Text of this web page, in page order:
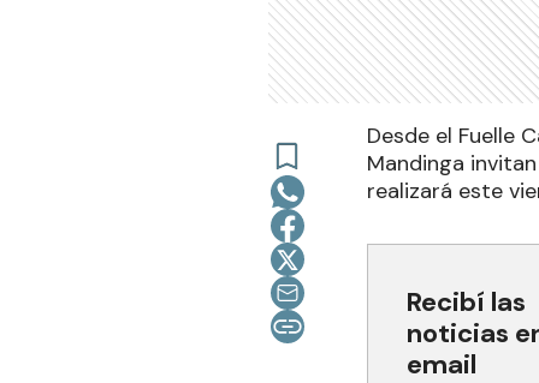
Desde el Fuelle
Mandinga
realizará este
Recibí las
noticias
email